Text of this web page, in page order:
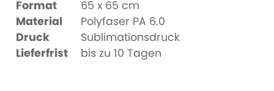
Format
65 x 65 cm
Material
Polyfaser PA 6.0
Druck
Sublimationsdruck
Lieferfrist
bis zu 10 Tagen